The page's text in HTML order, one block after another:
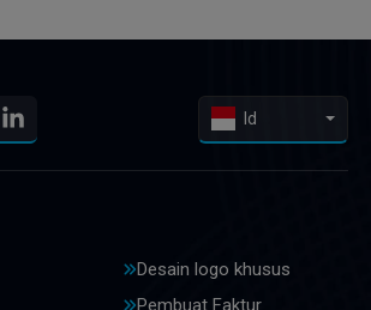
Id
Desain logo khusus
Pembuat Faktur